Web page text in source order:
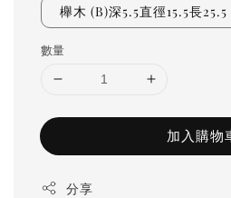
櫸木 (B)深5.5直徑15.5長25.5
數量
加入購物
分享